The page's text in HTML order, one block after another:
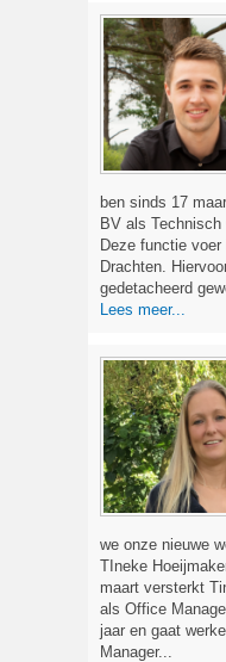
ben sinds 17
BV als Technisch
Deze functie
Drachten.
gedetacheerd
Lees meer...
we onze nieuwe
TIneke
maart versterkt
als Office
jaar en gaat
Manager...